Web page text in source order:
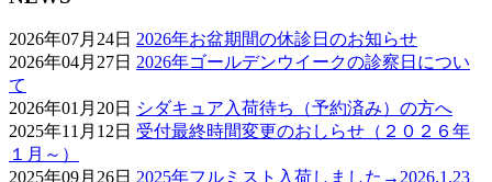
2026年07月24日 2026年お盆期間の休診日のお知らせ
2026年04月27日 2026年ゴールデンウイークの診察日につい
て
2026年01月20日 シダキュア入荷待ち（予約済み）の方へ
2025年11月12日 受付最終時間変更のおしらせ（２０２６年
１月～）
2025年09月26日 2025年フルミスト入荷しました→2026.1.23